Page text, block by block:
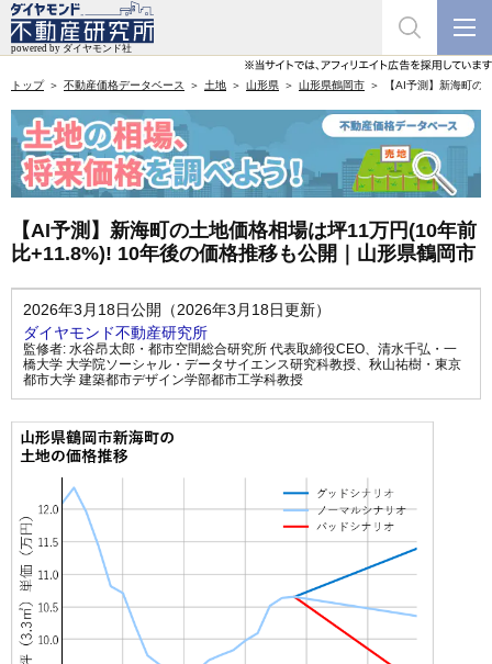
トップ 不動産価格データベース 土地 山形県 山形県鶴岡市 【AI予測】新海町
【AI予測】新海町の土地価格相場は坪11万円(10年前
比+11.8%)! 10年後の価格推移も公開｜山形県鶴岡市
2026年3月18日公開（2026年3月18日更新）
ダイヤモンド不動産研究所
監修者: 水谷昂太郎・都市空間総合研究所 代表取締役CEO、 清水千弘・一
橋大学 大学院ソーシャル・データサイエンス研究科教授、 秋山祐樹・東京
都市大学 建築都市デザイン学部都市工学科教授